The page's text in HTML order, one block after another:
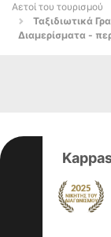
Αετοί του τουρισμού
Ταξιδιωτικά
Διαμερίσματα -